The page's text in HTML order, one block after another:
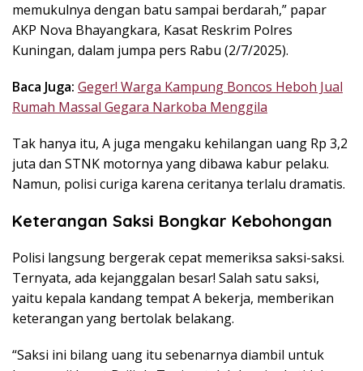
memukulnya dengan batu sampai berdarah,” papar
AKP Nova Bhayangkara, Kasat Reskrim Polres
Kuningan, dalam jumpa pers Rabu (2/7/2025).
Baca Juga: Geger! Warga Kampung Boncos Heboh Jual
Rumah Massal Gegara Narkoba Menggila
Tak hanya itu, A juga mengaku kehilangan uang Rp 3,2
juta dan STNK motornya yang dibawa kabur pelaku.
Namun, polisi curiga karena ceritanya terlalu dramatis.
Keterangan Saksi Bongkar Kebohongan
Polisi langsung bergerak cepat memeriksa saksi-saksi.
Ternyata, ada kejanggalan besar! Salah satu saksi,
yaitu kepala kandang tempat A bekerja, memberikan
keterangan yang bertolak belakang.
“Saksi ini bilang uang itu sebenarnya diambil untuk